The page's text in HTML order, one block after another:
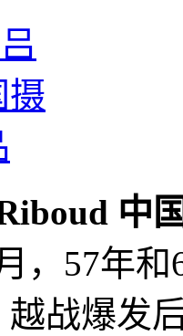
中
，57年
越战爆发